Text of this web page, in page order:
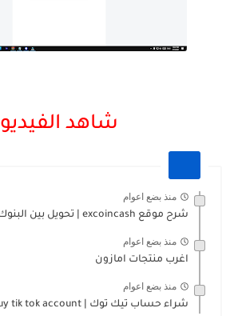
شاهد الفيديو
منذ بضع اعوام
شرح موقع excoincash | تحويل بين البنوك الالكترونية
منذ بضع اعوام
اغرب منتجات امازون
منذ بضع اعوام
شراء حساب تيك توك | buy tik tok account